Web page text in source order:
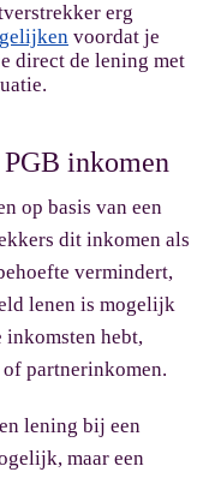
erg
voordat je
direct de lening met
inkomen
op basis van een
dit inkomen als
vermindert,
lenen is mogelijk
inkomsten hebt,
partnerinkomen.
lening bij een
maar een